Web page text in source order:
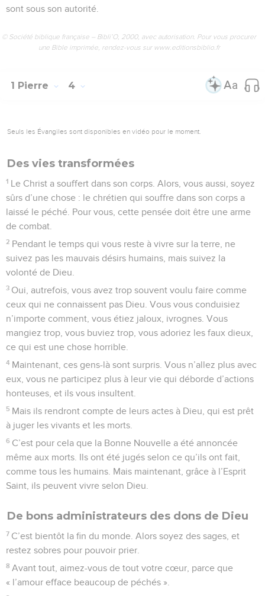
sont sous son autorité.
© Société biblique française – Bibli’O, 2000, avec autorisation. Pour vous procurer
une Bible imprimée, rendez-vous sur www.editionsbiblio.fr
1 Pierre 4
Seuls les Évangiles sont disponibles en vidéo pour le moment.
Des vies transformées
1 Le Christ a souffert dans son corps. Alors, vous aussi, soyez
sûrs d’une chose : le chrétien qui souffre dans son corps a
laissé le péché. Pour vous, cette pensée doit être une arme
de combat.
2 Pendant le temps qui vous reste à vivre sur la terre, ne
suivez pas les mauvais désirs humains, mais suivez la
volonté de Dieu.
3 Oui, autrefois, vous avez trop souvent voulu faire comme
ceux qui ne connaissent pas Dieu. Vous vous conduisiez
n’importe comment, vous étiez jaloux, ivrognes. Vous
mangiez trop, vous buviez trop, vous adoriez les faux dieux,
ce qui est une chose horrible.
4 Maintenant, ces gens-là sont surpris. Vous n’allez plus avec
eux, vous ne participez plus à leur vie qui déborde d’actions
honteuses, et ils vous insultent.
5 Mais ils rendront compte de leurs actes à Dieu, qui est prêt
à juger les vivants et les morts.
6 C’est pour cela que la Bonne Nouvelle a été annoncée
même aux morts. Ils ont été jugés selon ce qu’ils ont fait,
comme tous les humains. Mais maintenant, grâce à l’Esprit
Saint, ils peuvent vivre selon Dieu.
De bons administrateurs des dons de Dieu
7 C’est bientôt la fin du monde. Alors soyez des sages, et
restez sobres pour pouvoir prier.
8 Avant tout, aimez-vous de tout votre cœur, parce que
« l’amour efface beaucoup de péchés ».